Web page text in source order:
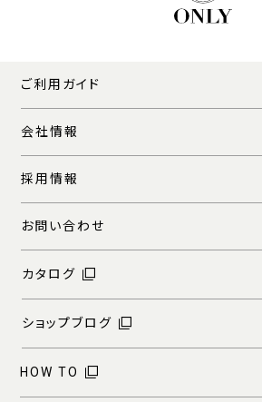
ご利用ガイド
会社情報
採用情報
お問い合わせ
カタログ
ショップブログ
HOW TO